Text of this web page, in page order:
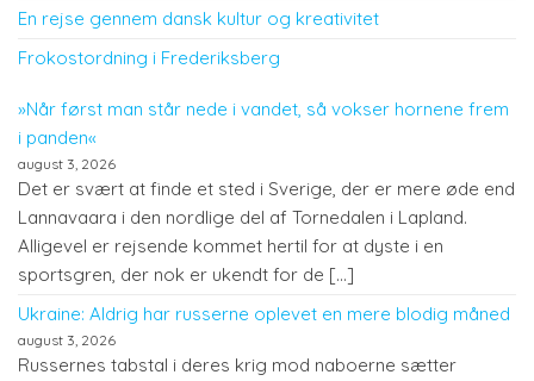
En rejse gennem dansk kultur og kreativitet
Frokostordning i Frederiksberg
»Når først man står nede i vandet, så vokser hornene frem
i panden«
august 3, 2026
Det er svært at finde et sted i Sverige, der er mere øde end
Lannavaara i den nordlige del af Tornedalen i Lapland.
Alligevel er rejsende kommet hertil for at dyste i en
sportsgren, der nok er ukendt for de […]
Ukraine: Aldrig har russerne oplevet en mere blodig måned
august 3, 2026
Russernes tabstal i deres krig mod naboerne sætter